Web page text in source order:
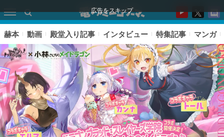
広告をスキップ
赫本 動画 殿堂入り記事 インタビュー 特集記事 マンガ